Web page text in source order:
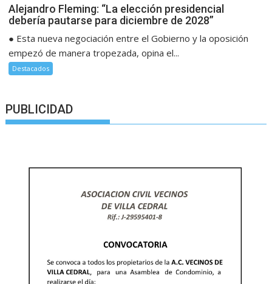
Alejandro Fleming: “La elección presidencial
debería pautarse para diciembre de 2028”
● Esta nueva negociación entre el Gobierno y la oposición
empezó de manera tropezada, opina el...
Destacados
PUBLICIDAD